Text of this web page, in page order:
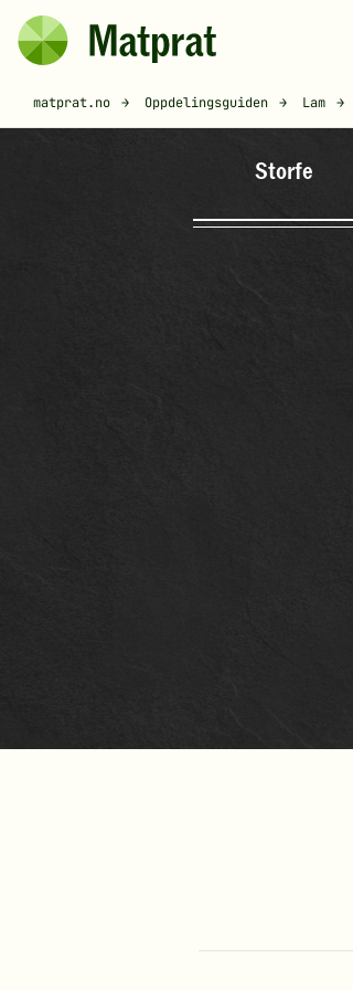
Hopp til hovedinnhold
Matprat
matprat.no Oppdelingsguiden Lam
Storfe